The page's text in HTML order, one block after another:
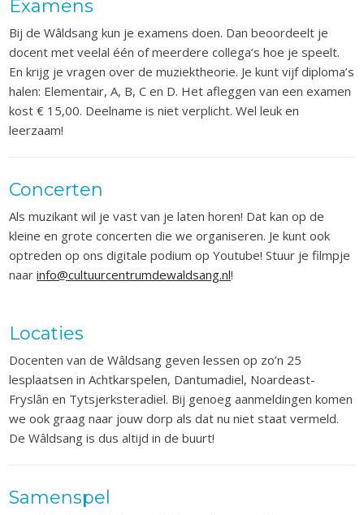
Examens
Bij de Wâldsang kun je examens doen. Danbeoordeelt je
docent met veelal één of meerdere collega’s hoe je speelt.
En krijg je vragen over de muziektheorie. Je kunt vijf diploma’s
halen: Elementair, A, B, C en D. Het afleggen van een examen
kost € 15,00. Deelname is niet verplicht. Wel leuk en
leerzaam!
Concerten
Als muzikant wil je vast van je laten horen! Dat kan op de
kleine en grote concerten die we organiseren. Je kunt ook
optreden op ons digitale podium op Youtube! Stuur je filmpje
naarinfo@cultuurcentrumdewaldsang.nl!
Locaties
Docenten van de Wâldsang geven lessen op zo’n 25
lesplaatsen in Achtkarspelen, Dantumadiel, Noardeast-
Fryslân en Tytsjerksteradiel. Bij genoeg aanmeldingen komen
we ook graag naar jouw dorp als dat nu niet staat vermeld.
De Wâldsang is dus altijd in de buurt!
Samenspel